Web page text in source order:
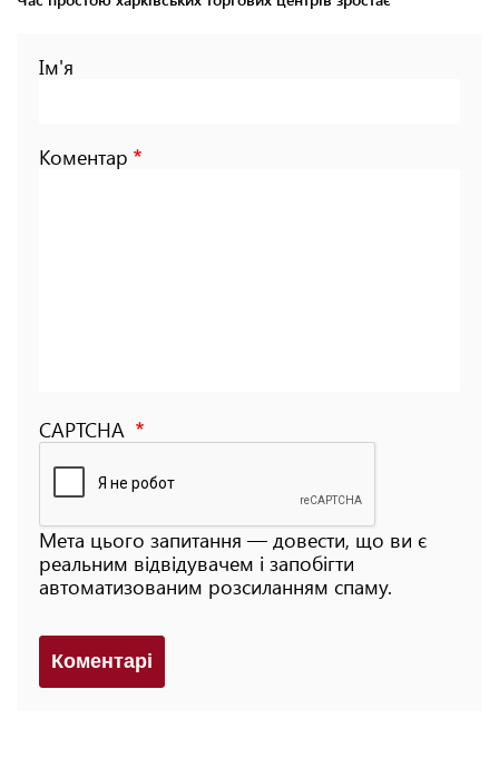
Ім'я
Коментар
CAPTCHA
Мета цього запитання — довести, що ви є
реальним відвідувачем і запобігти
автоматизованим розсиланням спаму.
Коментарi